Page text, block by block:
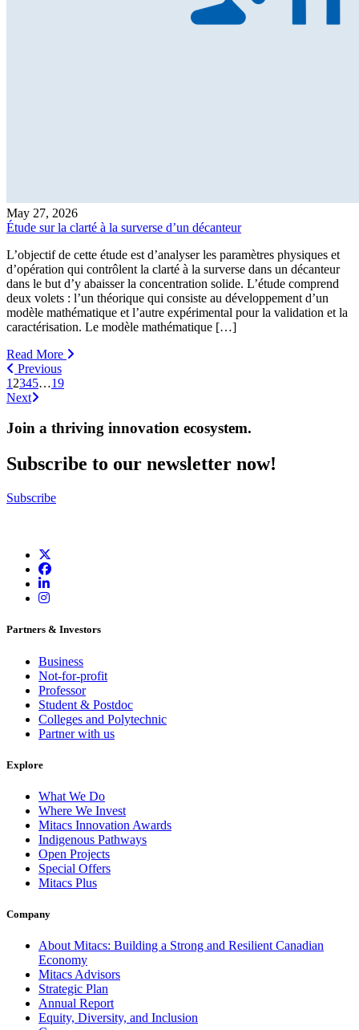
May 27, 2026
Étude sur la clarté à la surverse d’un décanteur
L’objectif de cette étude est d’analyser les paramètres physiques et
d’opération qui contrôlent la clarté à la surverse dans un décanteur
dans le but d’y abaisser la concentration solide. L’étude comprend
deux volets : l’un théorique qui consiste au développement d’un
modèle mathématique et l’autre expérimental pour la validation et la
caractérisation. Le modèle mathématique […]
Read More
Previous
1 2345…19
Next
Join a thriving innovation ecosystem.
Subscribe to our newsletter now!
Subscribe
Partners & Investors
Business
Not-for-profit
Professor
Student & Postdoc
Colleges and Polytechnic
Partner with us
Explore
What We Do
Where We Invest
Mitacs Innovation Awards
Indigenous Pathways
Open Projects
Special Offers
Mitacs Plus
Company
About Mitacs: Building a Strong and Resilient Canadian
Economy
Mitacs Advisors
Strategic Plan
Annual Report
Equity, Diversity, and Inclusion